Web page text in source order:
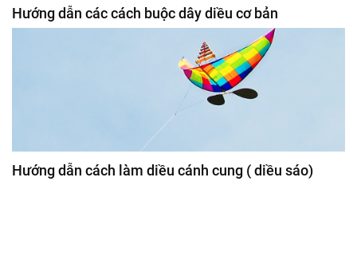
Hướng dẫn các cách buộc dây diều cơ bản
Hướng dẫn cách làm diều cánh cung ( diều sáo)